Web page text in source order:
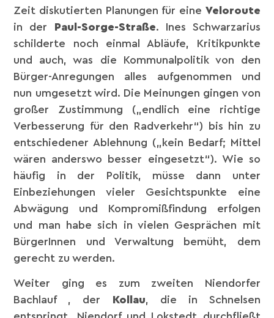
Zeit diskutierten Planungen für eine Veloroute
in der Paul-Sorge-Straße. Ines Schwarzarius
schilderte noch einmal Abläufe, Kritikpunkte
und auch, was die Kommunalpolitik von den
Bürger-Anregungen alles aufgenommen und
nun umgesetzt wird. Die Meinungen gingen von
großer Zustimmung („endlich eine richtige
Verbesserung für den Radverkehr“) bis hin zu
entschiedener Ablehnung („kein Bedarf; Mittel
wären anderswo besser eingesetzt“). Wie so
häufig in der Politik, müsse dann unter
Einbeziehungen vieler Gesichtspunkte eine
Abwägung und Kompromißfindung erfolgen
und man habe sich in vielen Gesprächen mit
BürgerInnen und Verwaltung bemüht, dem
gerecht zu werden.
Weiter ging es zum zweiten Niendorfer
Bachlauf , der Kollau, die in Schnelsen